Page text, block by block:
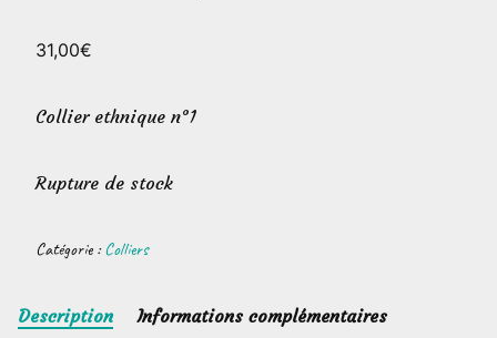
31,00€
Collier ethnique n°1
Rupture de stock
Catégorie :Colliers
Description Informations complémentaires